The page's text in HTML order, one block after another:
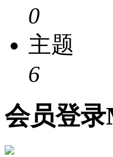
0
主题
6
会员登录